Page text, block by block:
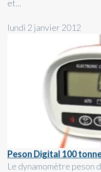
et...
lundi 2 janvier 2012
Peson Digital 100
Le dynamomètre peson